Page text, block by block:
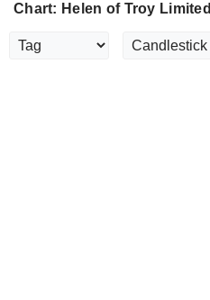
Chart: Helen of Troy Limited